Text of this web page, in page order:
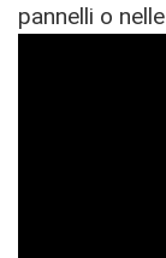
pannelli o